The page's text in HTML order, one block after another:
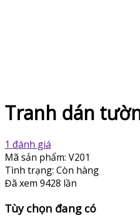
Tranh dán
1 đánh giá
Mã sản phẩm: V201
Tình trạng: Còn hàng
Đã xem 9428 lần
Tùy chọn đang có